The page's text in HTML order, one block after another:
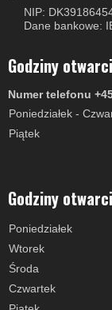
NIP:
Dane bankowe:
Godziny
Numer telefonu
Poniedziałek -
Piątek
Godziny
Poniedziałek
Wtorek
Środa
Czwartek